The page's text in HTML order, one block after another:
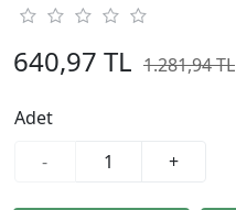
640,97 TL 1.281,94 TL
Adet
-
+